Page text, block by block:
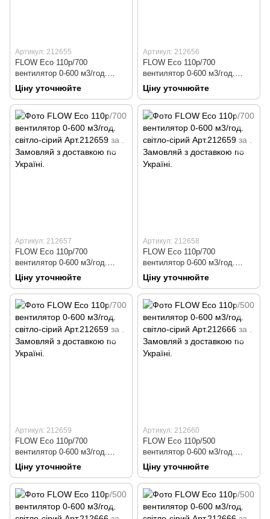
Артикул: 212655
FLOW Eco 110р/700
вентилятор 0-600 м3/год.
зелений Арт.212655
Ціну уточнюйте
Артикул: 212656
FLOW Eco 110р/700
вентилятор 0-600 м3/год.
сірий Арт.212656
Ціну уточнюйте
Артикул: 212657
FLOW Eco 110р/700
вентилятор 0-600 м3/год.
червоний Арт.212657
Ціну уточнюйте
Артикул: 212658
FLOW Eco 110р/700
вентилятор 0-600 м3/год.
цегляний Арт.212658
Ціну уточнюйте
Артикул: 212659
FLOW Eco 110р/700
вентилятор 0-600 м3/год.
світло-сірий Арт.212659
Ціну уточнюйте
Артикул: 212660
FLOW Eco 110р/500
вентилятор 0-600 м3/год.
чорний Арт.212660
Ціну уточнюйте